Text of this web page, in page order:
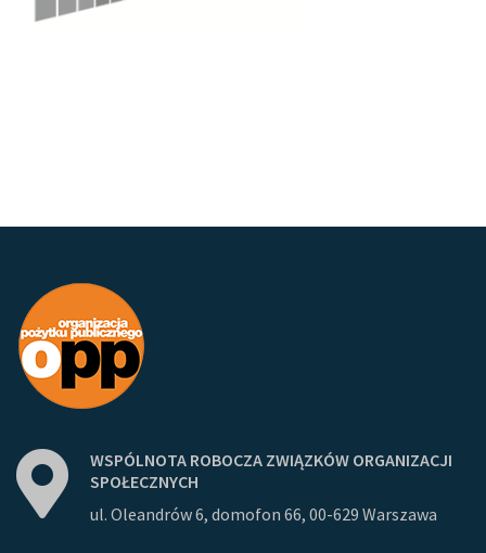
WSPÓLNOTA ROBOCZA ZWIĄZKÓW ORGANIZACJI
SPOŁECZNYCH
ul. Oleandrów 6, domofon 66, 00-629 Warszawa